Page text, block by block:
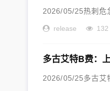
2026/05/25热刺危
release 132
多古艾特B费：
2026/05/25多古艾